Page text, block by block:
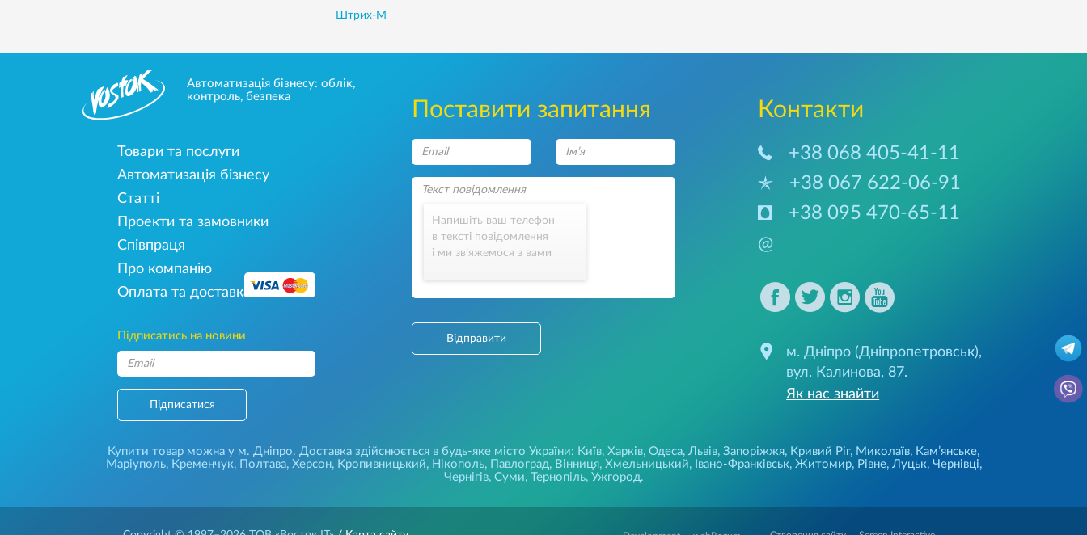
Штрих-М
Автоматизація бізнесу: облік,
контроль, безпека
Товари та послуги
Автоматизація бізнесу
Статті
Проекти та замовники
Співпраця
Про компанію
Оплата та доставка
Підписатись на новини
Підписатися
Поставити запитання
Напишіть ваш телефон
в тексті повідомлення
і ми зв’яжемося з вами
Відправити
Контакти
+38 068 405-41-11
+38 067 622-06-91
+38 095 470-65-11
@
м. Дніпро (Дніпропетровськ),
вул. Калинова, 87.
Як нас знайти
Купити товар можна у м. Дніпро. Доставка здійснюється в будь-яке місто України: Київ, Харків, Одеса, Львів, Запоріжжя, Кривий Ріг, Миколаїв, Кам’янське,
Маріуполь, Кременчук, Полтава, Херсон, Кропивницький, Нікополь, Павлоград, Вінниця, Хмельницький, Івано-Франківськ, Житомир, Рівне, Луцьк, Чернівці,
Чернігів, Суми, Тернопіль, Ужгород.